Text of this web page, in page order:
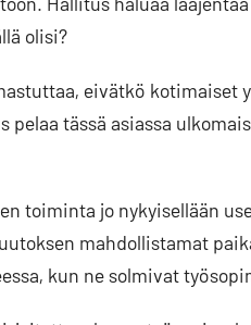
olisi?
eivätkö kotimaiset
tässä asiassa
toiminta jo nykyisellään
mahdollistamat
kun ne solmivat